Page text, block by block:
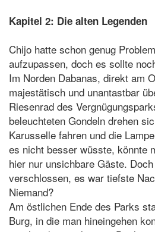
Kapitel 2: Die alten Legenden
Chijo hatte schon genug
aufzupassen, doch es sollte
Im Norden Dabanas, direkt am
majestätisch und unantastbar
Riesenrad des
beleuchteten Gondeln drehen
Karusselle fahren und die
es nicht besser wüsste, könnte
hier nur unsichbare Gäste.
verschlossen, es war tiefste
Niemand?
Am östlichen Ende des Parks
Burg, in die man hineingehen